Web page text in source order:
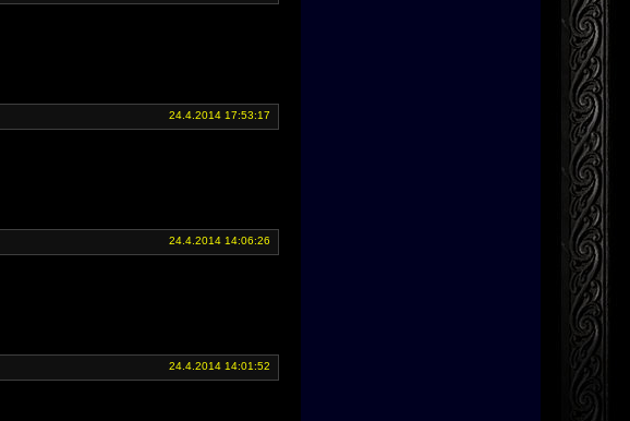
24.4.2014 17:53:17
24.4.2014 14:06:26
24.4.2014 14:01:52